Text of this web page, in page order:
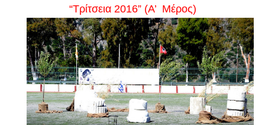
“Τρίτσεια 2016” (Α’ Μέρος)